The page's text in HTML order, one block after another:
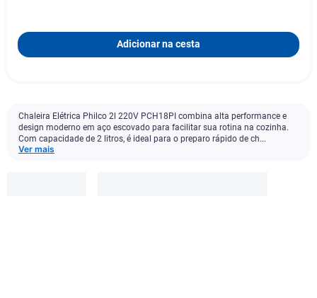
Adicionar na cesta
Chaleira Elétrica Philco 2l 220V PCH18PI combina alta performance e
design moderno em aço escovado para facilitar sua rotina na cozinha.
Com capacidade de 2 litros, é ideal para o preparo rápido de ch...
Ver mais